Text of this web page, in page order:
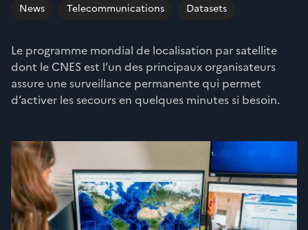
News Telecommunications Datasets
Le programme mondial de localisation par satellite
dont le CNES est l’un des principaux organisateurs
assure une surveillance permanente qui permet
d’activer les secours en quelques minutes si besoin.